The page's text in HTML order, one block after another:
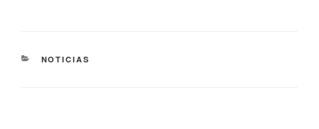
CATEGORÍAS
NOTICIAS